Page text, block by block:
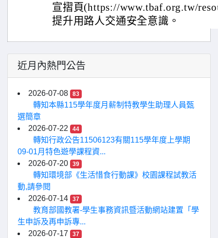
宣摺頁(https://www.tbaf.org.tw/
提升用路人交通安全意識。
近月內熱門公告
2026-07-08 83
轉知本縣115學年度月薪制特教學生助理人員甄
選簡章
2026-07-22
44
轉知行政公告11506123有關115學年度上學期
09-01月特色遊學課程資...
2026-07-20
39
轉知環境部《生活惜食行動課》校園課程試教活
動,請參閱
2026-07-14
37
教育部國教署-學生事務資訊暨活動網站建置「學
生申訴及再申訴專...
2026-07-17
37